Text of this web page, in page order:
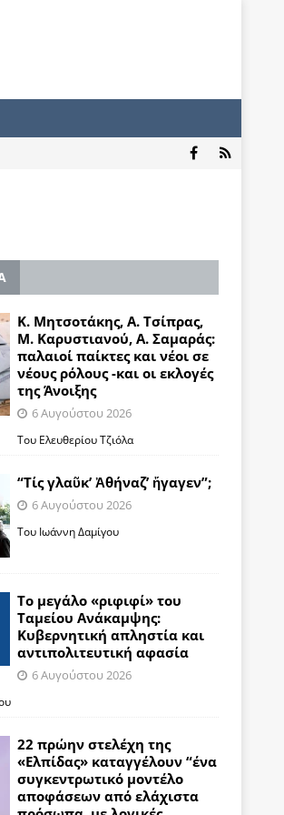
Κ. Μητσοτάκης, Α. Τσίπρας,
Μ. Καρυστιανού, Α. Σαμαράς:
παλαιοί παίκτες και νέοι σε
νέους ρόλους -και οι εκλογές
της Άνοιξης
6 Αυγούστου 2026
Του Ελευθερίου Τζιόλα
“Τίς γλαῦκ’ Ἀθήναζ’ ἤγαγεν”;
6 Αυγούστου 2026
Του Ιωάννη Δαμίγου
Το μεγάλο «ριφιφί» του
Ταμείου Ανάκαμψης:
Κυβερνητική απληστία και
αντιπολιτευτική αφασία
6 Αυγούστου 2026
22 πρώην στελέχη της
«Ελπίδας» καταγγέλουν “ένα
συγκεντρωτικό μοντέλο
αποφάσεων από ελάχιστα